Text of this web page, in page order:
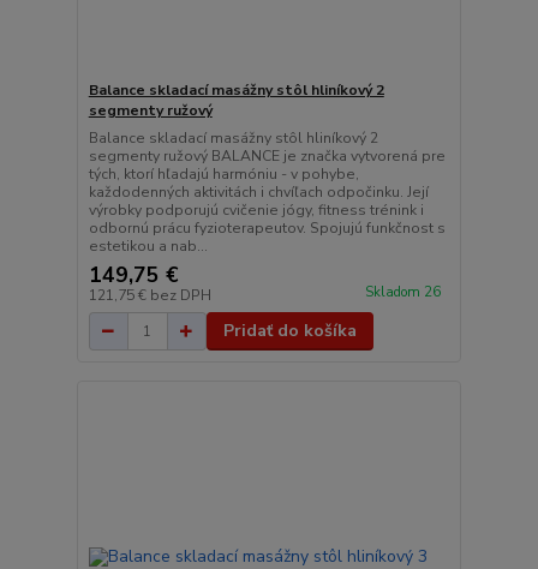
Balance skladací masážny stôl hliníkový 2
segmenty ružový
Balance skladací masážny stôl hliníkový 2
segmenty ružový BALANCE je značka vytvorená pre
tých, ktorí hľadajú harmóniu - v pohybe,
každodenných aktivitách i chvíľach odpočinku. Její
výrobky podporujú cvičenie jógy, fitness trénink i
odbornú prácu fyzioterapeutov. Spojujú funkčnost s
estetikou a nab...
149,75 €
121,75 € bez DPH Skladom 26
Pridať do košíka